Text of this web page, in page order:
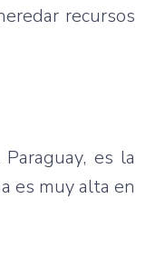
recursos
es la
es muy alta en